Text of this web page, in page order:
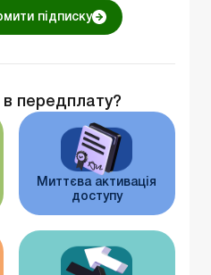
підписку
передплату?
Миттєва активація
доступу